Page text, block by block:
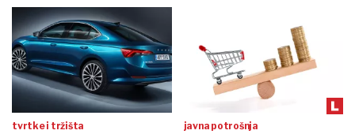
tvrtke i tržišta javna potrošnja